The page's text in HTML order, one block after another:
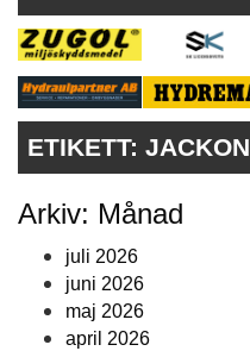
KONTAKT
VÅRA ANDRA MAGASIN
PRENUMERERA
ANNONSERA
ETIKETT: JACKON
Arkiv: Månad
juli 2026
juni 2026
maj 2026
april 2026